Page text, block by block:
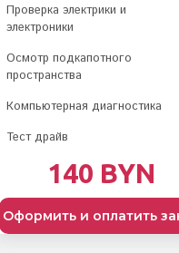
Проверка электрики и
электроники
Осмотр подкапотного
пространства
Компьютерная диагностика
Тест драйв
140 BYN
Оформить и оплатить